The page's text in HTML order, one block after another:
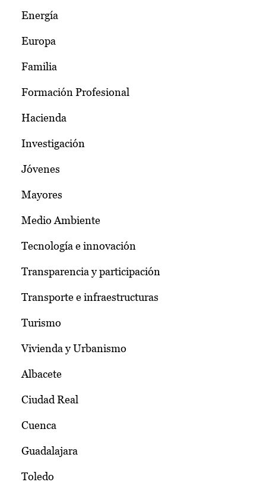
Energía
Europa
Familia
Formación Profesional
Hacienda
Investigación
Jóvenes
Mayores
Medio Ambiente
Tecnología e innovación
Transparencia y participación
Transporte e infraestructuras
Turismo
Vivienda y Urbanismo
Albacete
Ciudad Real
Cuenca
Guadalajara
Toledo